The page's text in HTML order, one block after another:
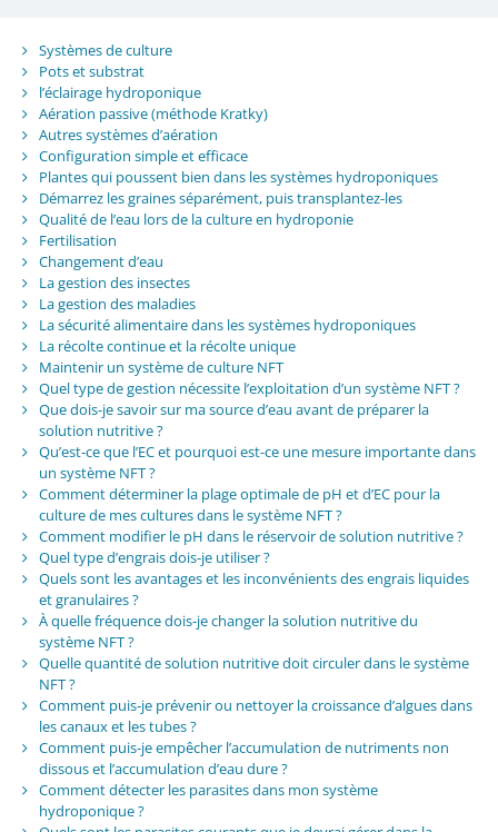
Systèmes de culture
Pots et substrat
l’éclairage hydroponique
Aération passive (méthode Kratky)
Autres systèmes d’aération
Configuration simple et efficace
Plantes qui poussent bien dans les systèmes hydroponiques
Démarrez les graines séparément, puis transplantez-les
Qualité de l’eau lors de la culture en hydroponie
Fertilisation
Changement d’eau
La gestion des insectes
La gestion des maladies
La sécurité alimentaire dans les systèmes hydroponiques
La récolte continue et la récolte unique
Maintenir un système de culture NFT
Quel type de gestion nécessite l’exploitation d’un système NFT ?
Que dois-je savoir sur ma source d’eau avant de préparer la
solution nutritive ?
Qu’est-ce que l’EC et pourquoi est-ce une mesure importante dans
un système NFT ?
Comment déterminer la plage optimale de pH et d’EC pour la
culture de mes cultures dans le système NFT ?
Comment modifier le pH dans le réservoir de solution nutritive ?
Quel type d’engrais dois-je utiliser ?
Quels sont les avantages et les inconvénients des engrais liquides
et granulaires ?
À quelle fréquence dois-je changer la solution nutritive du
système NFT ?
Quelle quantité de solution nutritive doit circuler dans le système
NFT ?
Comment puis-je prévenir ou nettoyer la croissance d’algues dans
les canaux et les tubes ?
Comment puis-je empêcher l’accumulation de nutriments non
dissous et l’accumulation d’eau dure ?
Comment détecter les parasites dans mon système
hydroponique ?